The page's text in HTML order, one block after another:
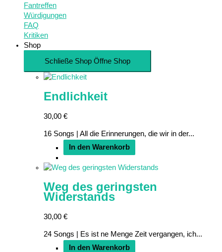
Fantreffen
Würdigungen
FAQ
Kritiken
Shop
Schließe Shop Öffne Shop
Endlichkeit
30,00 €
16 Songs | All die Erinnerungen, die wir in der...
In den Warenkorb
Weg des geringsten
Widerstands
30,00 €
24 Songs | Es ist ne Menge Zeit vergangen, ich...
In den Warenkorb